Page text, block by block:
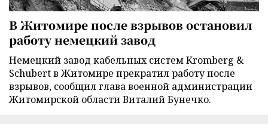
В Житомире после взрывов остановил
работу немецкий завод
Немецкий завод кабельных систем Kromberg &
Schubert в Житомире прекратил работу после
взрывов, сообщил глава военной администрации
Житомирской области Виталий Бунечко.